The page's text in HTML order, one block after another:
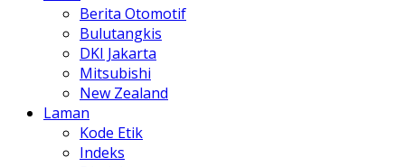
Berita Otomotif
Bulutangkis
DKI Jakarta
Mitsubishi
New Zealand
Laman
Kode Etik
Indeks